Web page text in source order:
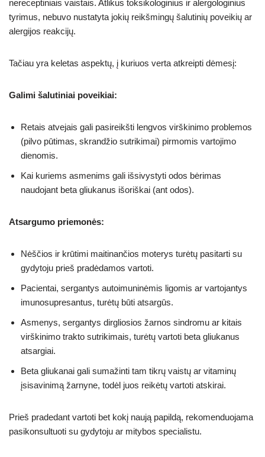
nereceptiniais vaistais. Atlikus toksikologinius ir alergologinius
tyrimus, nebuvo nustatyta jokių reikšmingų šalutinių poveikių ar
alergijos reakcijų.
Tačiau yra keletas aspektų, į kuriuos verta atkreipti dėmesį:
Galimi šalutiniai poveikiai:
Retais atvejais gali pasireikšti lengvos virškinimo problemos
(pilvo pūtimas, skrandžio sutrikimai) pirmomis vartojimo
dienomis.
Kai kuriems asmenims gali išsivystyti odos bėrimas
naudojant beta gliukanus išoriškai (ant odos).
Atsargumo priemonės:
Nėščios ir krūtimi maitinančios moterys turėtų pasitarti su
gydytoju prieš pradėdamos vartoti.
Pacientai, sergantys autoimuninėmis ligomis ar vartojantys
imunosupresantus, turėtų būti atsargūs.
Asmenys, sergantys dirgliosios žarnos sindromu ar kitais
virškinimo trakto sutrikimais, turėtų vartoti beta gliukanus
atsargiai.
Beta gliukanai gali sumažinti tam tikrų vaistų ar vitaminų
įsisavinimą žarnyne, todėl juos reikėtų vartoti atskirai.
Prieš pradedant vartoti bet kokį naują papildą, rekomenduojama
pasikonsultuoti su gydytoju ar mitybos specialistu.